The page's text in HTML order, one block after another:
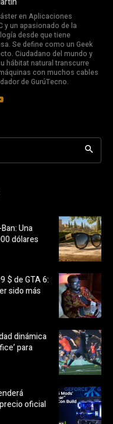
en Aplicaciones
y un apasionado de la
desde que tiene
Se define como un Geek
Ciudadano del mundo y
hábitat natural transcurre
con muchos cables
de GurúTecno.
Una
dólares
$ de GTA 6:
sido más
dinámica
para
oficial